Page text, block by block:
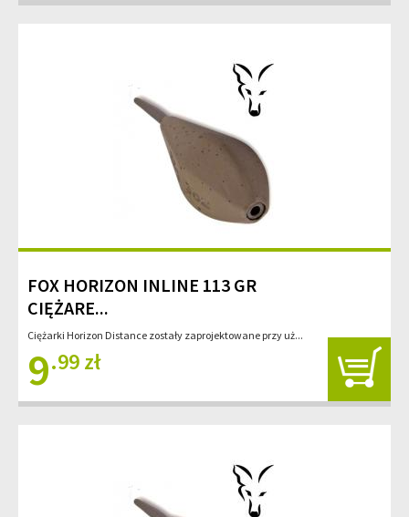
FOX HORIZON INLINE 113 GR
CIĘŻARE...
Ciężarki Horizon Distance zostały zaprojektowane przy uż...
9.99 zł